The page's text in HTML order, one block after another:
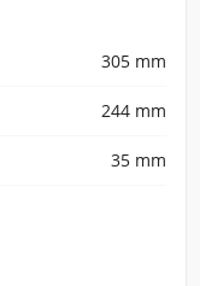
305 mm
244 mm
35 mm